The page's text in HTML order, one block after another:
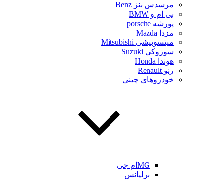
مرسدس بنز Benz
بی ام و BMW
پورشه porsche
مزدا Mazda
میتسوبیشی Mitsubishi
سوزوکی Suzuki
هوندا Honda
رنو Renault
خودروهای چینی
MGام جی
برلیانس